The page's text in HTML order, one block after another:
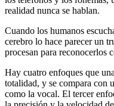
realidad nunca se hablan.
Cuando los humanos
cerebro lo hace parecer un
procesan para reconocerlos
Hay cuatro enfoques que
totalidad, y se compara con
como la vocal. El tercer